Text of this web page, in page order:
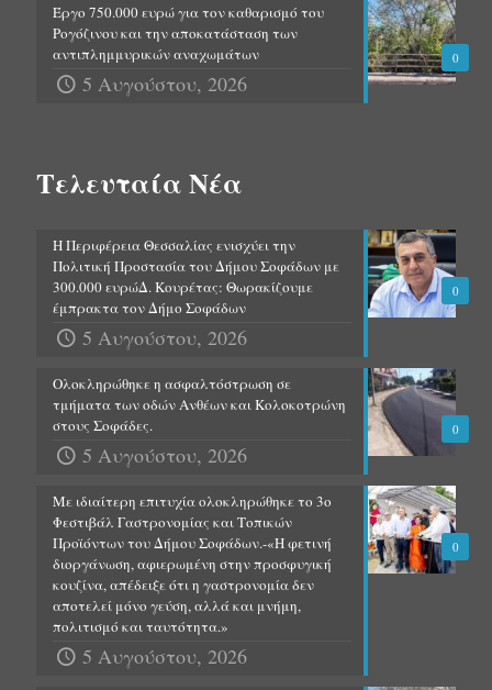
0
Έργο 750.000 ευρώ για τον καθαρισμό του
Ρογόζινου και την αποκατάσταση των
αντιπλημμυρικών αναχωμάτων
5 Αυγούστου, 2026
Τελευταία Νέα
0
Η Περιφέρεια Θεσσαλίας ενισχύει την
Πολιτική Προστασία του Δήμου Σοφάδων με
300.000 ευρώΔ. Κουρέτας: Θωρακίζουμε
έμπρακτα τον Δήμο Σοφάδων
5 Αυγούστου, 2026
0
Ολοκληρώθηκε η ασφαλτόστρωση σε
τμήματα των οδών Ανθέων και Κολοκοτρώνη
στους Σοφάδες.
5 Αυγούστου, 2026
0
Με ιδιαίτερη επιτυχία ολοκληρώθηκε το 3ο
Φεστιβάλ Γαστρονομίας και Τοπικών
Προϊόντων του Δήμου Σοφάδων.-«Η φετινή
διοργάνωση, αφιερωμένη στην προσφυγική
κουζίνα, απέδειξε ότι η γαστρονομία δεν
αποτελεί μόνο γεύση, αλλά και μνήμη,
πολιτισμό και ταυτότητα.»
5 Αυγούστου, 2026